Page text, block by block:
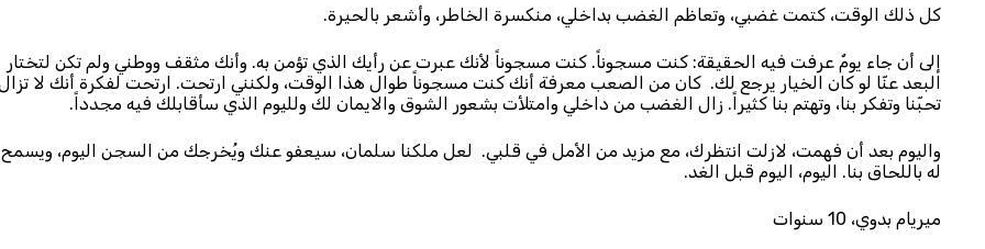
كل ذلك الوقت، كتمت غضبي، وتعاظم الغضب بداخلي، منكسرة الخاطر، وأشعر بالحيرة.
إلى أن جاء يومٌ عرفت فيه الحقيقة: كنت مسجوناً. كنت مسجوناً لأنك عبرت عن رأيك الذي تؤمن به. وأنك مثقف ووطني ولم تكن لتختار
البعد عنّا لو كان الخيار يرجع لك. كان من الصعب معرفة أنك كنت مسجوناً طوال هذا الوقت، ولكنني ارتحت. ارتحت لفكرة أنك لا
تحبّنا وتفكر بنا، وتهتم بنا كثيراً. زال الغضب من داخلي وامتلأت بشعور الشوق والايمان لك ولليوم الذي سأقابلك فيه مجدداً.
واليوم بعد أن فهمت، لازلت انتظرك، مع مزيد من الأمل في قلبي. لعل ملكنا سلمان، سيعفو عنك ويُخرجك من السجن اليوم، ويسمح
له باللحاق بنا. اليوم، اليوم قبل الغد.
ميريام بدوي، 10 سنوات